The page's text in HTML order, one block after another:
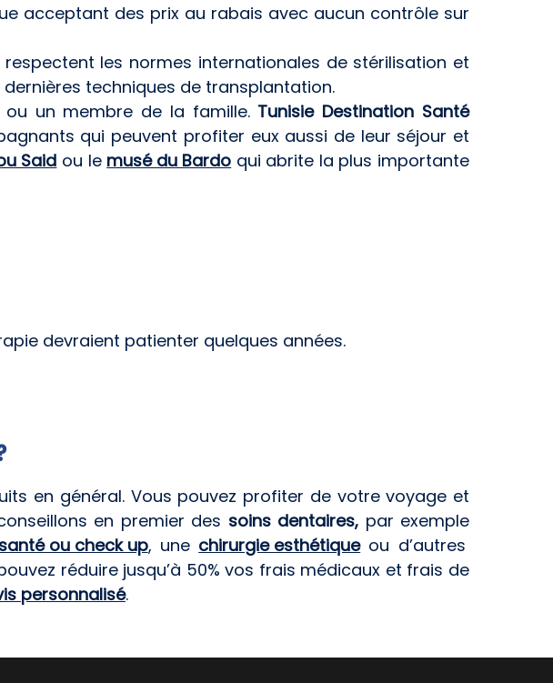
acceptant des prix au rabais avec aucun contrôle sur
les normes internationales de stérilisation et
techniques de transplantation.
ou un membre de la famille. Tunisie Destination Santé
qui peuvent profiter eux aussi de leur séjour et
Said ou le musé du Bardo qui abrite la plus importante
devraient patienter quelques années.
en général. Vous pouvez profiter de votre voyage et
en premier des soins dentaires, par exemple
ou check up, une chirurgie esthétiqueou d’autres
réduire jusqu’à 50% vos frais médicaux et frais de
personnalisé.